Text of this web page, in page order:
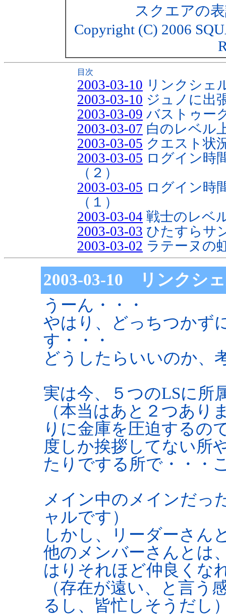
スクエアの
Copyright (C) 2006
目次
2003-03-10 リンクシェ
2003-03-10 ジュノに出
2003-03-09 バストゥー
2003-03-07 白のレベル
2003-03-05 クエスト状
2003-03-05 ログイン時
（２）
2003-03-05 ログイン時
（１）
2003-03-04 戦士のレベ
2003-03-03 ひたすらサ
2003-03-02 ラテーヌの
2003-03-10 リンクシ
うーん・・・
やはり、どっちつかず
す・・・
どうしたらいいのか、
実は今、５つのLSに所
（本当はあと２つあり
りに金庫を圧迫する
度しか挨拶してない所
たりでする所で・・・
メイン中のメインだっ
ャルです）
しかし、リーダーさん
他のメンバーさんとは
はりそれほど仲良くな
（存在が遠い、と言う
るし、皆忙しそうだし